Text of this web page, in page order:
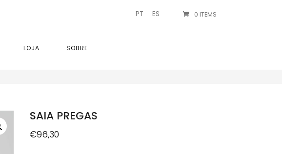
PT ES 0 ITEMS
LOJA SOBRE
SAIA PREGAS
€96,30